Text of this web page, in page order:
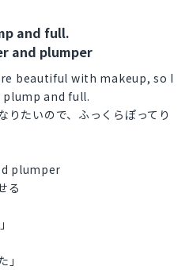
and full.
and plumper
beautiful with makeup, so I
and full.
りたいので、ふっくらぽってり
plumper
る